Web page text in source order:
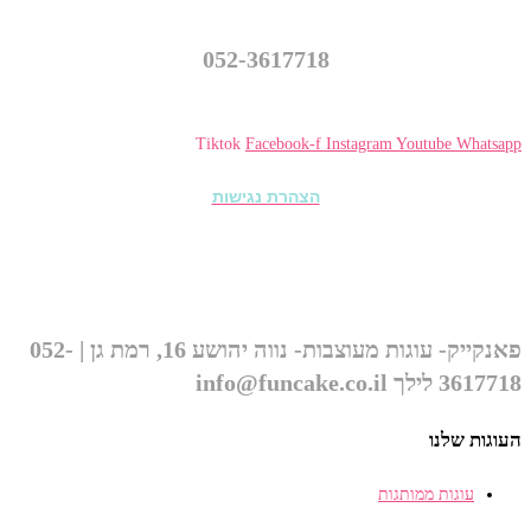
052-3617718
Tiktok Facebook-f Instagram Youtube Whatsapp
הצהרת נגישות
פאנקייק- עוגות מעוצבות- נווה יהושע 16, רמת גן | 052-
3617718 לילך info@funcake.co.il
העוגות שלנו
עוגות ממותגות